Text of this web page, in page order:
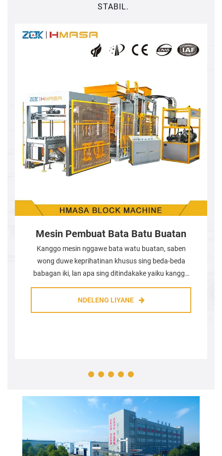
STABIL.
Mesin Pembuat Bata Batu Buatan
Kanggo mesin nggawe bata watu buatan, saben
wong duwe keprihatinan khusus sing beda-beda
babagan iki, lan apa sing ditindakake yaiku kanggo
nggedhekake syarat produk saben pelanggan,
saengga kualitas mesin nggawe bata watu buatan
wis ditampa kanthi apik dening akeh pelanggan lan
informasi luwih lengkap babagan mesin nggawe
NDELENG LIYANE